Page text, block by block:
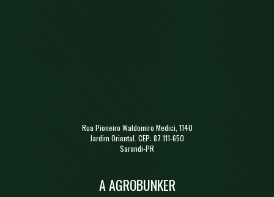
Rua Pioneiro Waldomiro Medici, 1140
Jardim Oriental. CEP: 87.111-650
Sarandi-PR
A AGROBUNKER